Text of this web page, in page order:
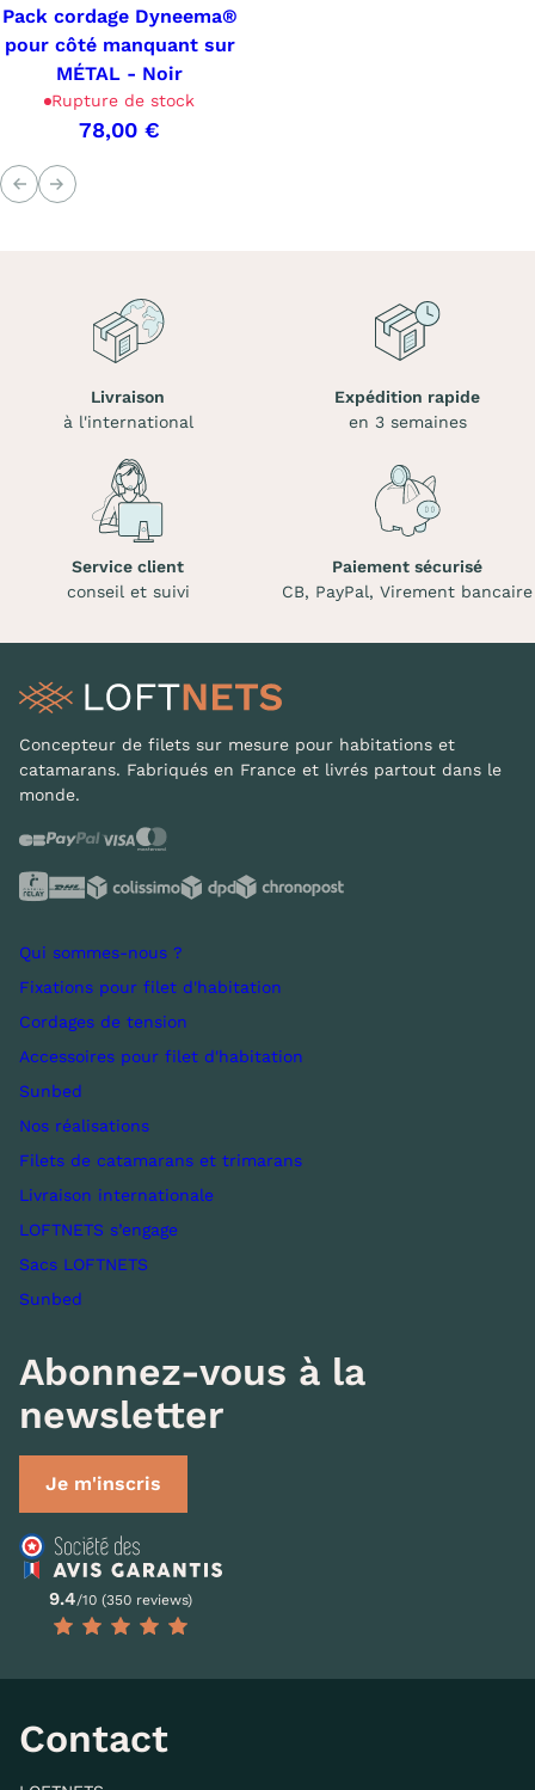
Pack cordage Dyneema®
pour côté manquant sur
MÉTAL - Noir
Rupture de stock
78,00 €
Précédent
Suivant
Livraison
à l'international
Expédition rapide
en 3 semaines
Service client
conseil et suivi
Paiement sécurisé
CB, PayPal, Virement bancaire
Concepteur de filets sur mesure pour habitations et
catamarans. Fabriqués en France et livrés partout dans le
monde.
Qui sommes-nous ?
Fixations pour filet d'habitation
Cordages de tension
Accessoires pour filet d'habitation
Sunbed
Nos réalisations
Filets de catamarans et trimarans
Livraison internationale
LOFTNETS s’engage
Sacs LOFTNETS
Sunbed
Abonnez-vous à la
newsletter
Je m'inscris
9.4/10 (350 reviews)
Contact